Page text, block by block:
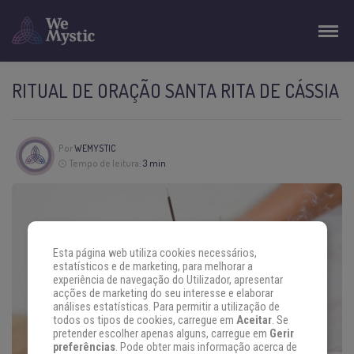
RITUAL DE ORAÇÃO SANTA RITA DE CÁSSIA
PorWEMYSTIC
Tempo de leitura: 3 min
Esta página web utiliza cookies necessários,
estatísticos e de marketing, para melhorar a
experiência de navegação do Utilizador, apresentar
acções de marketing do seu interesse e elaborar
análises estatísticas. Para permitir a utilização de
todos os tipos de cookies, carregue em Aceitar. Se
pretender escolher apenas alguns, carregue em Gerir
preferências. Pode obter mais informação acerca de